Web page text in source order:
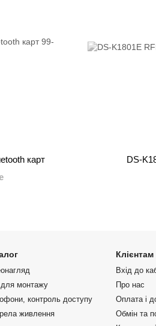
карт
DS-
монтажу
контроль доступу
живлення
Клієнтам
Вхід до
Про нас
Оплата і
Обмін та